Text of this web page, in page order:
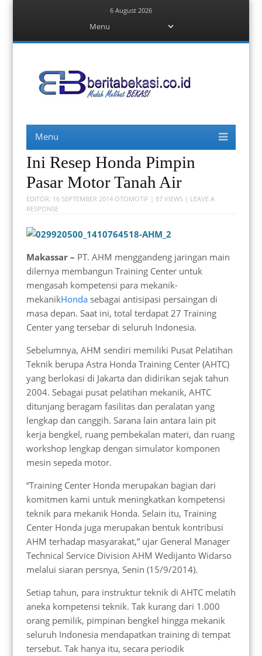
6 August 2026
content
Berita Bekasi
Menu
content
Ini Resep Honda Pimpin
Pasar Motor Tanah Air
EDITOR: 16 SEPTEMBER 2014 OTOMOTIF| 87 VIEWS | LEAVE A
RESPONSE
Makassar – PT. AHM menggandeng jaringan main
dilernya membangun Training Center untuk
mengasah kompetensi para mekanik-
mekanikHondasebagai antisipasi persaingan di
masa depan. Saat ini, total terdapat 27 Training
Center yang tersebar di seluruh Indonesia.
Sebelumnya, AHM sendiri memiliki Pusat Pelatihan
Teknik berupa Astra Honda Training Center (AHTC)
yang berlokasi di Jakarta dan didirikan sejak tahun
2004. Sebagai pusat pelatihan mekanik, AHTC
ditunjang beragam fasilitas dan peralatan yang
lengkap dan canggih. Sarana lain antara lain pit
kerja bengkel, ruang pembekalan materi, dan ruang
workshop lengkap dengan simulator komponen
mesin sepeda motor.
“Training Center Honda merupakan bagian dari
komitmen kami untuk meningkatkan kompetensi
teknik para mekanik Honda. Selain itu, Training
Center Honda juga merupakan bentuk kontribusi
AHM terhadap masyarakat,” ujar General Manager
Technical Service Division AHM Wedijanto Widarso
melalui siaran persnya, Senin (15/9/2014).
Setiap tahun, para instruktur teknik di AHTC melatih
aneka kompetensi teknik. Tak kurang dari 1.000
orang pemilik, pimpinan bengkel hingga mekanik
seluruh Indonesia mendapatkan training di tempat
tersebut. Tak hanya itu, secara periodik